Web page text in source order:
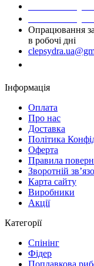
Опрацювання
в робочі дні
Інформація
Оплата
Про нас
Доставка
Політика
Оферта
Правила
Зворотній
Карта сайту
Виробники
Акції
Категорії
Спінінг
Фідер
Поплавкова